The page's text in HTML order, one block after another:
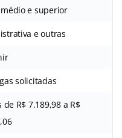
e superior
e outras
solicitadas
de R$ 7.189,98 a R$